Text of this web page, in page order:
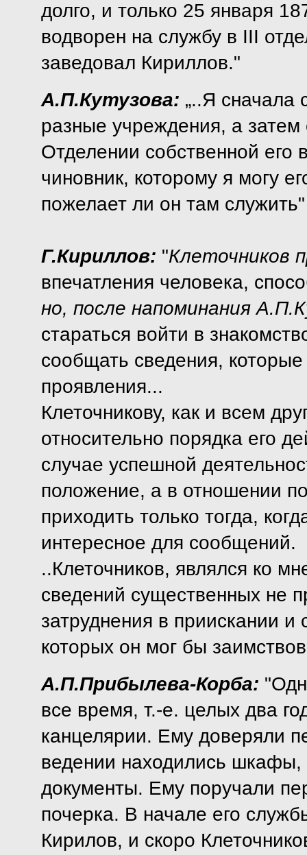
долго, и только 25 января
водворен на службу в III
заведовал Кириллов."
А.П.Кутузова: „..Я сначала
разные учреждения, а
Отделении собственной его
чиновник, которому я могу
пожелает ли он там служить"
Г.Кириллов: "Клеточников
впечатления человека,
но, после напоминания
стараться войти в
сообщать сведения,
проявления...
Клеточникову, как и всем
относительно порядка его
случае успешной
положение, а в отношении
приходить только тогда,
интересное для сообщений.
..Клеточников, являлся ко
сведений существенных не
затруднения в приискании
которых он мог бы
А.П.Прибылева-Корба: "
все время, т.-е. целых два
канцелярии. Ему доверяли
ведении находились шкафы,
документы. Ему поручали
почерка. В начале его
Кирилов, и скоро